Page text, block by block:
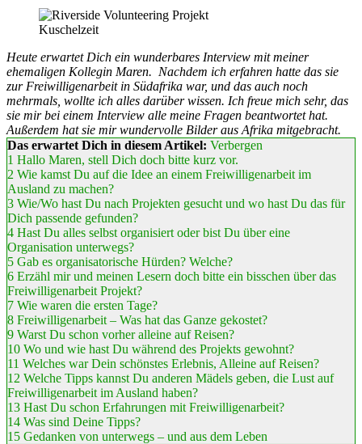
Kuschelzeit
Heute erwartet Dich ein wunderbares Interview mit meiner
ehemaligen Kollegin Maren. Nachdem ich erfahren hatte das sie
zur Freiwilligenarbeit in Südafrika war, und das auch noch
mehrmals, wollte ich alles darüber wissen. Ich freue mich sehr, das
sie mir bei einem Interview alle meine Fragen beantwortet hat.
Außerdem hat sie mir wundervolle Bilder aus Afrika mitgebracht.
Das erwartet Dich in diesem Artikel: Verbergen
1 Hallo Maren, stell Dich doch bitte kurz vor.
2 Wie kamst Du auf die Idee an einem Freiwilligenarbeit im
Ausland zu machen?
3 Wie/Wo hast Du nach Projekten gesucht und wo hast Du das für
Dich passende gefunden?
4 Hast Du alles selbst organisiert oder bist Du über eine
Organisation unterwegs?
5 Gab es organisatorische Hürden? Welche?
6 Erzähl mir und meinen Lesern doch bitte ein bisschen über das
Freiwilligenarbeit Projekt?
7 Wie waren die ersten Tage?
8 Freiwilligenarbeit – Was hat das Ganze gekostet?
9 Warst Du schon vorher alleine auf Reisen?
10 Wo und wie hast Du während des Projekts gewohnt?
11 Welches war Dein schönstes Erlebnis, Alleine auf Reisen?
12 Welche Tipps kannst Du anderen Mädels geben, die Lust auf
Freiwilligenarbeit im Ausland haben?
13 Hast Du schon Erfahrungen mit Freiwilligenarbeit?
14 Was sind Deine Tipps?
15 Gedanken von unterwegs – und aus dem Leben